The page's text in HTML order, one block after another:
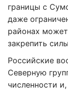
границы с
даже
районах может
закрепить
Российские
Северную
численности